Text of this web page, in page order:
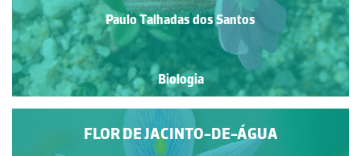
Paulo Talhadas dos Santos
Biologia
FLOR DE JACINTO-DE-ÁGUA